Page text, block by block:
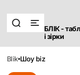
БЛІК -
і зірки
blik шоу biz